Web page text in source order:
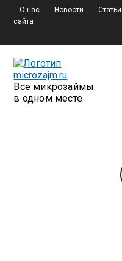
О нас Новости Статьи
сайта
Все микрозаймы
в одном месте